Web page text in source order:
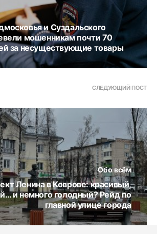
и Суздальского
мошенникам почти 70
за несуществующие товары
СЛЕДУЮЩИЙ ПОСТ
Обо всём
Ленина в Коврове: красивый,
и немного голодный? Рейд по
главной улице города